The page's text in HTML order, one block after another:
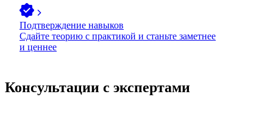
Подтверждение навыков
Сдайте теорию с практикой и станьте заметнее
и ценнее
Консультации с экспертами